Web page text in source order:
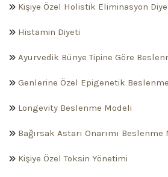
Kişiye Özel Holistik Eliminasyon
Histamin Diyeti
Ayurvedik Bünye Tipine Göre
Genlerine Özel Epigenetik
Longevity Beslenme Modeli
Bağırsak Astarı Onarımı Beslenme
Kişiye Özel Toksin Yönetimi